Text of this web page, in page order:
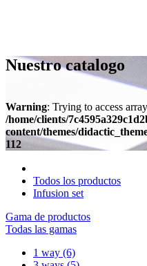
Nuestro catalogo
Warning: Trying to access
/home/clients/
content/themes/
112
Todos los productos
Infusion set
Gama de productos
Todas las gamas
1 way (6)